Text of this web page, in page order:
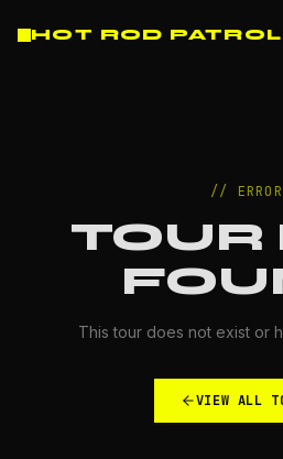
HOT ROD PATROL
// ERROR
TOUR
This tour does not exist or
VIEW ALL